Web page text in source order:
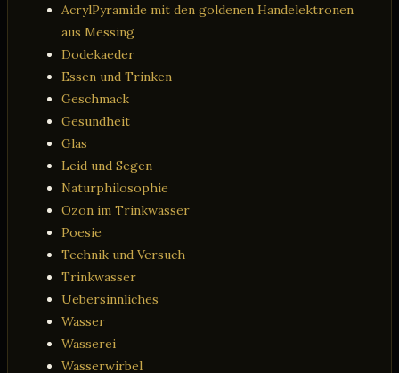
AcrylPyramide mit den goldenen Handelektronen
aus Messing
Dodekaeder
Essen und Trinken
Geschmack
Gesundheit
Glas
Leid und Segen
Naturphilosophie
Ozon im Trinkwasser
Poesie
Technik und Versuch
Trinkwasser
Uebersinnliches
Wasser
Wasserei
Wasserwirbel